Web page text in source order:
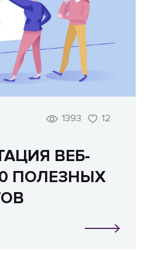
1393 12
ВЕБ-
ПОЛЕЗНЫХ